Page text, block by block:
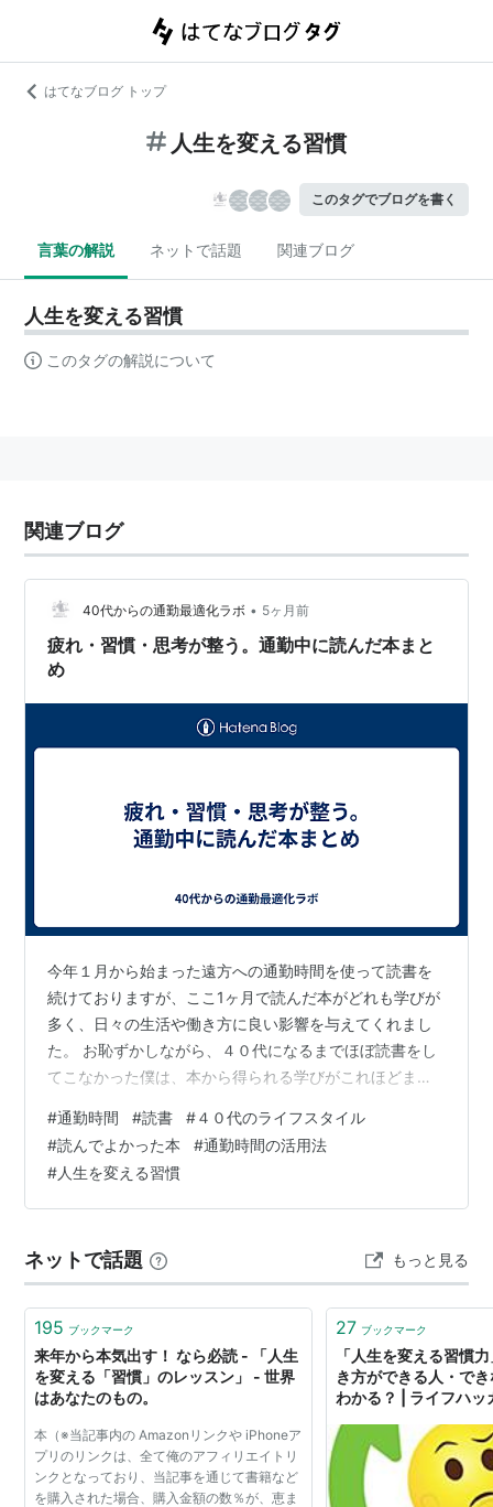
はてなブログ トップ
人生を変える習慣
このタグでブログを書く
言葉の解説 ネットで話題 関連ブログ
人生を変える習慣
このタグの解説について
関連ブログ
40代からの通勤最適化ラボ • 5ヶ月前
疲れ・習慣・思考が整う。通勤中に読んだ本まと
め
今年１月から始まった遠方への通勤時間を使って読書を
続けておりますが、ここ1ヶ月で読んだ本がどれも学びが
多く、日々の生活や働き方に良い影響を与えてくれまし
た。 お恥ずかしながら、４０代になるまでほぼ読書をし
てこなかった僕は、本から得られる学びがこれほどまで
解していませんでした。毎日の1時間の通勤が「ただの移
動」ではなく、「自分を整える時間」に変わってきた実
感があります。 今回は、通勤中に読んで特に印象に残っ
た４冊をまとめて紹介したいと思います。 ’’科学的に証明
何かと新しいことを初めてみて…
#通勤時間 #読書 #４０代のライフスタイル
#読んでよかった本 #通勤時間の活用法
#人生を変える習慣
ネットで話題 もっと見る
195 ブックマーク
来年から本気出す！ なら必読 - 「人生
を変える「習慣」のレッスン」 - 世界
はあなたのもの。
本（※当記事内の Amazonリンクや iPhoneア
プリのリンクは、全て俺のアフィリエイトリ
ンクとなっており、当記事を通じて書籍など
を購入された場合、購入金額の数％が、恵ま
27 ブックマーク
「人生を変える習慣
き方ができる人・で
わかる？ | ライフハッ